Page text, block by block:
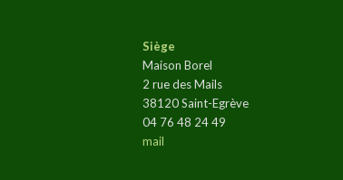
Siège
Maison Borel
2 rue des Mails
38120 Saint-Egrève
04 76 48 24 49
mail